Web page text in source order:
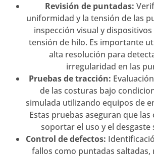
Revisión de puntadas:
uniformidad y la tensión de las
inspección visual y
tensión de hilo. Es importante
alta resolución para
irregularidad en las
Pruebas de tracción:
de las costuras bajo
simulada utilizando equipos de
Estas pruebas aseguran que
soportar el uso y el desgaste
Control de defectos:
fallos como puntadas